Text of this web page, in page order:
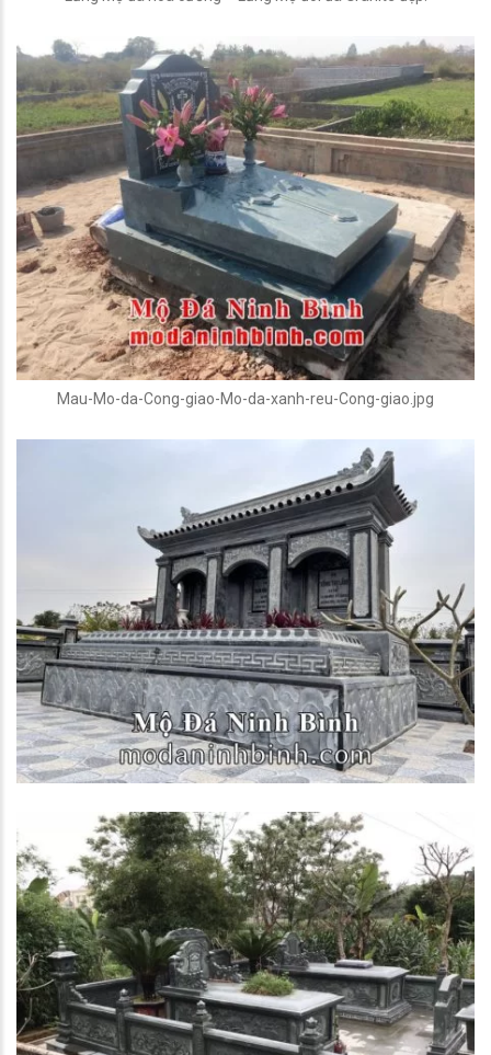
Mau-Mo-da-Cong-giao-Mo-da-xanh-reu-Cong-giao.jpg